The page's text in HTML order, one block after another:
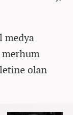
medya
merhum
olan